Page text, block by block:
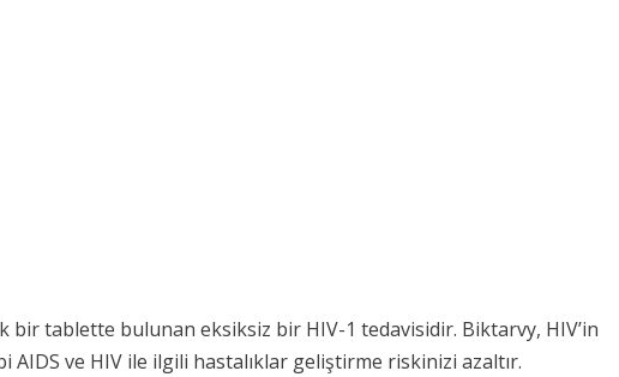
tablette bulunan eksiksiz bir HIV-1 tedavisidir. Biktarvy, HIV’in
ve HIV ile ilgili hastalıklar geliştirme riskinizi azaltır.